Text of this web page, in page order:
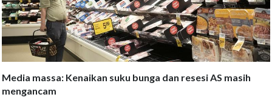
Media massa: Kenaikan suku bunga dan resesi AS masih
mengancam